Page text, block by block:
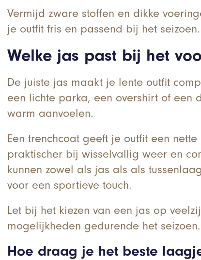
Vermijd zware stoffen en dikke
je outfit fris en passend bij het seizoen.
Welke jas past bij het
De juiste jas maakt je lente outfit
een lichte parka, een overshirt of een
warm aanvoelen.
Een trenchcoat geeft je outfit een
praktischer bij wisselvallig weer en
kunnen zowel als jas als als
voor een sportieve touch.
Let bij het kiezen van een jas op
mogelijkheden gedurende het seizoen.
Hoe draag je het beste